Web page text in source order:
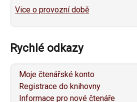
Vice o provozní době
Rychlé odkazy
Moje čtenářské konto
Registrace do knihovny
Informace pro nové čtenáře